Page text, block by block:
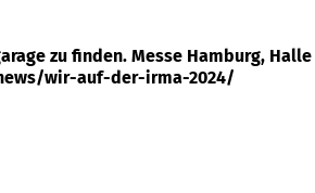
zu finden. Messe Hamburg,
wir-auf-der-irma-2024/